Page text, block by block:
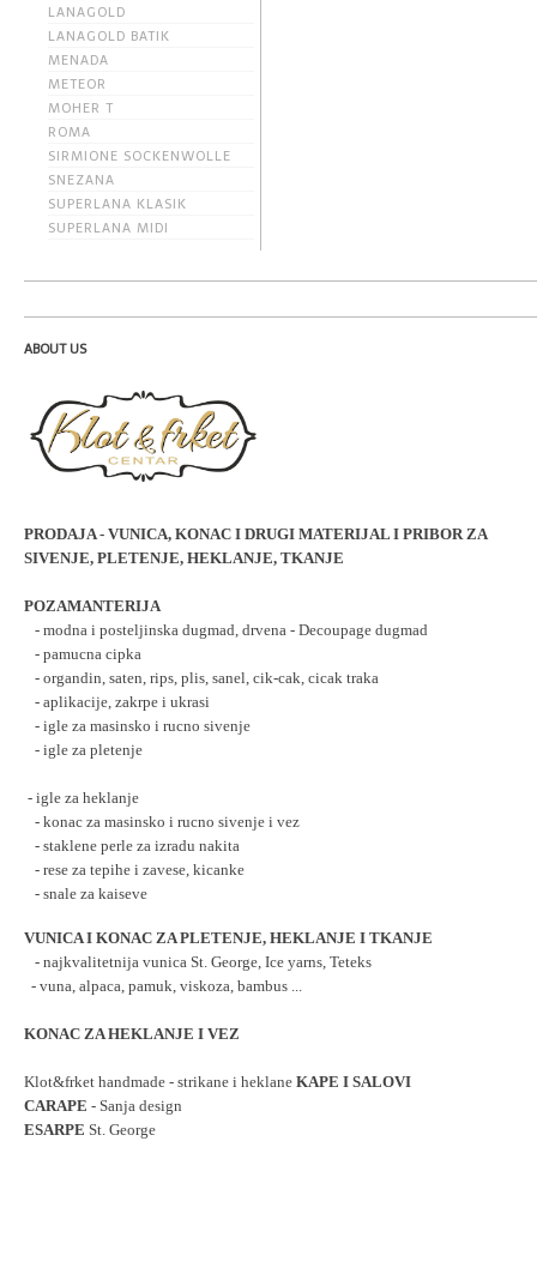
LANAGOLD
LANAGOLD BATIK
MENADA
METEOR
MOHER T
ROMA
SIRMIONE SOCKENWOLLE
SNEZANA
SUPERLANA KLASIK
SUPERLANA MIDI
ABOUT US
PRODAJA - VUNICA, KONAC I DRUGI MATERIJAL I PRIBOR ZA
SIVENJE, PLETENJE, HEKLANJE, TKANJE
POZAMANTERIJA
- modna i posteljinska dugmad, drvena - Decoupage dugmad
- pamucna cipka
- organdin, saten, rips, plis, sanel, cik-cak, cicak traka
- aplikacije, zakrpe i ukrasi
- igle za masinsko i rucno sivenje
- igle za pletenje
- igle za heklanje
- konac za masinsko i rucno sivenje i vez
- staklene perle za izradu nakita
- rese za tepihe i zavese, kicanke
- snale za kaiseve
VUNICA I KONAC ZA PLETENJE, HEKLANJE I TKANJE
- najkvalitetnija vunica St. George, Ice yarns, Teteks
- vuna, alpaca, pamuk, viskoza, bambus ...
KONAC ZA HEKLANJE I VEZ
Klot&frket handmade - strikane i heklane KAPE I SALOVI
CARAPE - Sanja design
ESARPE St. George